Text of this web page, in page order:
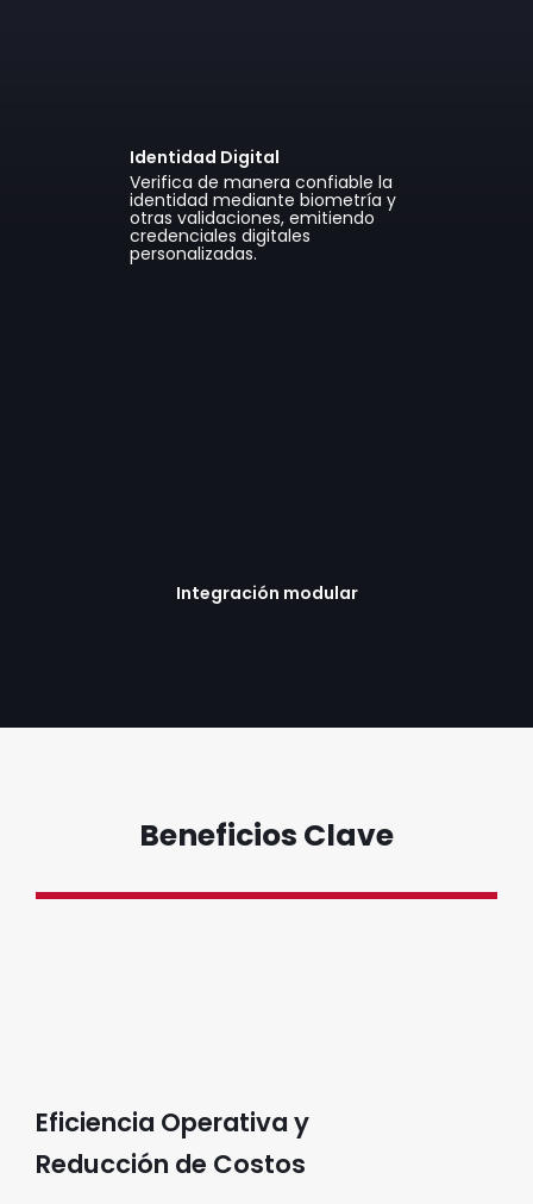
Identidad Digital
Verifica de manera confiable la
identidad mediante biometría y
otras validaciones, emitiendo
credenciales digitales
personalizadas.
Integración modular
Beneficios Clave
Eficiencia Operativa y
Reducción de Costos